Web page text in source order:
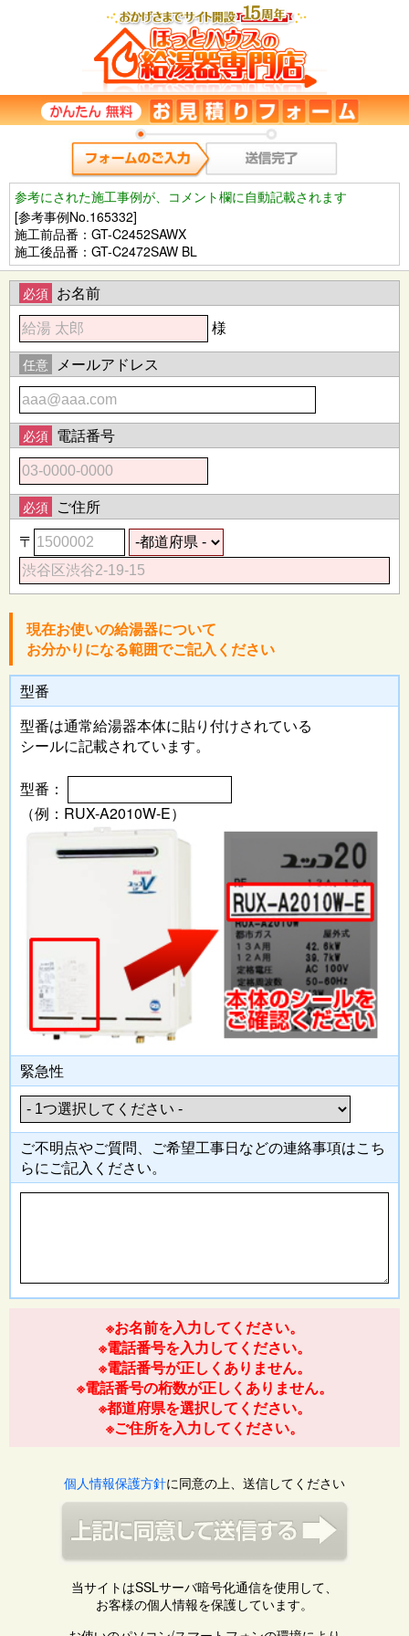
参考にされた施工事例が、コメント欄に自動記載されます
[参考事例No.165332]
施工前品番：GT-C2452SAWX
施工後品番：GT-C2472SAW BL
必須 お名前
様
任意 メールアドレス
必須 電話番号
必須 ご住所
〒
現在お使いの給湯器について
お分かりになる範囲でご記入ください
型番
型番は通常給湯器本体に貼り付けされている
シールに記載されています。
型番：
（例：RUX-A2010W-E）
緊急性
ご不明点やご質問、ご希望工事日などの連絡事項はこち
らにご記入 ください。
※お名前を入力してください。
※電話番号を入力してください。
※電話番号が正しくありません。
※電話番号の桁数が正しくありません。
※都道府県を選択してください。
※ご住所を入力してください。
個人情報保護方針に同意の上、送信してください
当サイトはSSLサーバ暗号化通信を使用して、
お客様の個人情報を保護しています。